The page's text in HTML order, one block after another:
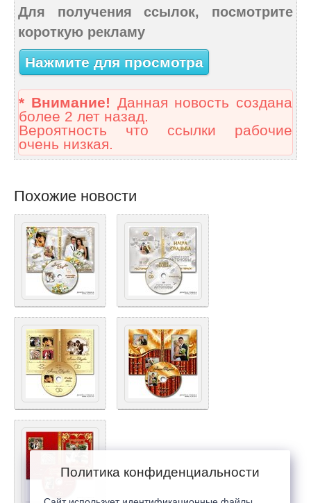
Для получения ссылок, посмотрите
короткую рекламу
Нажмите для просмотра
* Внимание! Данная новость создана
более 2 лет назад.
Вероятность что ссылки рабочие
очень низкая.
Похожие новости
Политика конфиденциальности